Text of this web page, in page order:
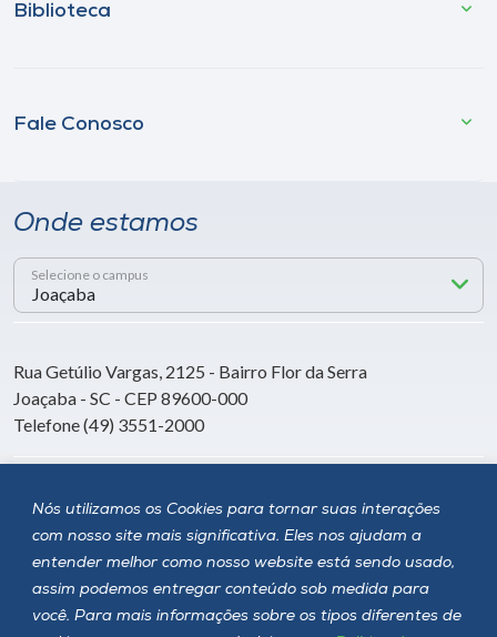
Nós utilizamos os Cookies para tornar suas interações
com nosso site mais significativa. Eles nos ajudam a
entender melhor como nosso website está sendo usado,
assim podemos entregar conteúdo sob medida para
você. Para mais informações sobre os tipos diferentes de
Biblioteca
Fale Conosco
Onde estamos
Selecione o campus
Rua Getúlio Vargas, 2125 - Bairro Flor da Serra
Joaçaba - SC - CEP 89600-000
Telefone (49) 3551-2000
Siga a Unoesc